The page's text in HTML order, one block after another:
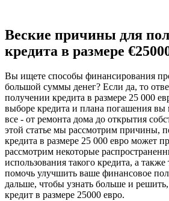
Веские причины для
кредита в размере
Вы ищете способы финансирования
большой суммы денег? Если да, то
получении кредита в размере 25 000
выборе кредита и плана погашения вы
все - от ремонта дома до открытия
этой статье мы рассмотрим причины,
кредита в размере 25 000 евро может
рассмотрим некоторые
использования такого кредита, а
помочь улучшить ваше финансовое
дальше, чтобы узнать больше и
кредит в размере 25000 евро.